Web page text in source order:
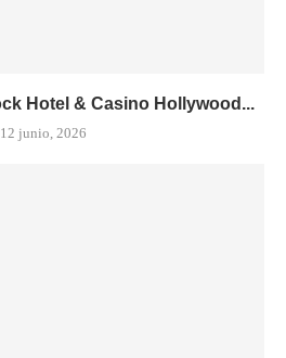
Hotel & Casino Hollywood...
12 junio, 2026